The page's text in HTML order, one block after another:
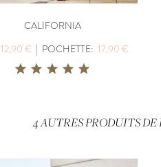
CALIFORNIA
12,90 € | POCHETTE: 17,90 €
4 AUTRES PRODUITS